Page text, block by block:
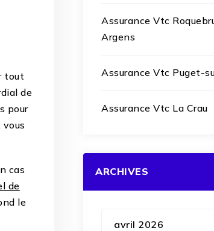
tout
de
pour
, vous
cas
de
le
Assurance Vtc
Argens
Assurance Vtc Puget-
Assurance Vtc La Crau
ARCHIVES
avril 2026